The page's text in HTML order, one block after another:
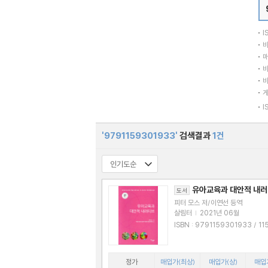
'9791159301933' 검색결과1건
도서 유아교육과 대안적 내
피터 모스 저/이연선 등역
살림터 | 2021년 06월
ISBN : 9791159301933 / 11593019
정가 매입가(최상) 매입가(상) 매